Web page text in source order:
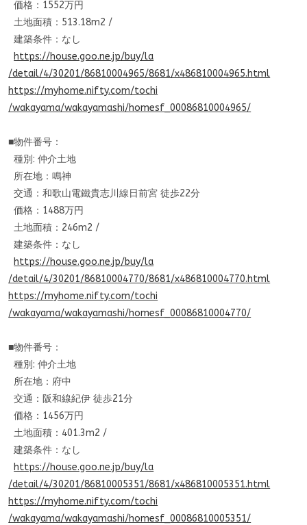
価格：1552万円
土地面積：513.18m2 /
建築条件：なし
https://house.goo.ne.jp/buy/la
/detail/4/30201/86810004965/8681/x486810004965.html
https://myhome.nifty.com/tochi
/wakayama/wakayamashi/homesf_00086810004965/
■物件番号：
種別: 仲介土地
所在地：鳴神
交通：和歌山電鐵貴志川線日前宮 徒歩22分
価格：1488万円
土地面積：246m2 /
建築条件：なし
https://house.goo.ne.jp/buy/la
/detail/4/30201/86810004770/8681/x486810004770.html
https://myhome.nifty.com/tochi
/wakayama/wakayamashi/homesf_00086810004770/
■物件番号：
種別: 仲介土地
所在地：府中
交通：阪和線紀伊 徒歩21分
価格：1456万円
土地面積：401.3m2 /
建築条件：なし
https://house.goo.ne.jp/buy/la
/detail/4/30201/86810005351/8681/x486810005351.html
https://myhome.nifty.com/tochi
/wakayama/wakayamashi/homesf_00086810005351/